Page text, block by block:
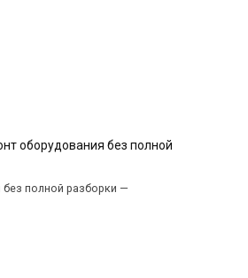
оборудования без полной
полной разборки —